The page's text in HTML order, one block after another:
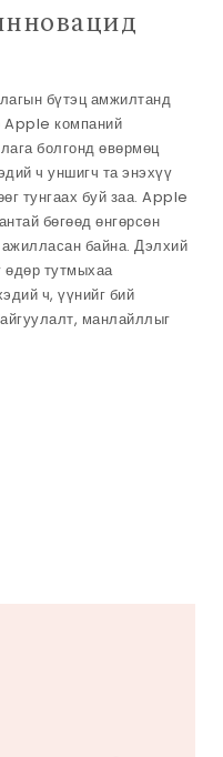
бүтэц амжилтанд
Apple компаний
болгонд өвөрмөц
ч уншигч та энэхүү
тунгаах буй заа. Apple
бөгөөд өнгөрсөн
байна. Дэлхий
өдөр тутмыхаа
ч, үүнийг бий
манлайллыг